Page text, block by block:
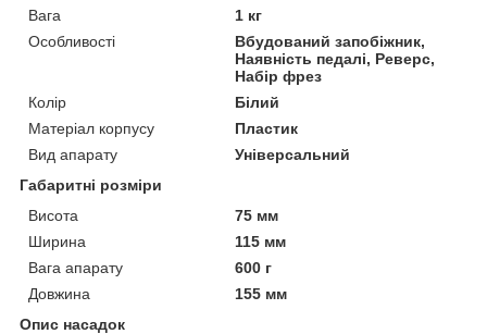
Вага
1 кг
Особливості
Вбудований запобіжник,
Наявність педалі, Реверс,
Набір фрез
Колір
Білий
Матеріал корпусу
Пластик
Вид апарату
Універсальний
Габаритні розміри
Висота
75 мм
Ширина
115 мм
Вага апарату
600 г
Довжина
155 мм
Опис насадок